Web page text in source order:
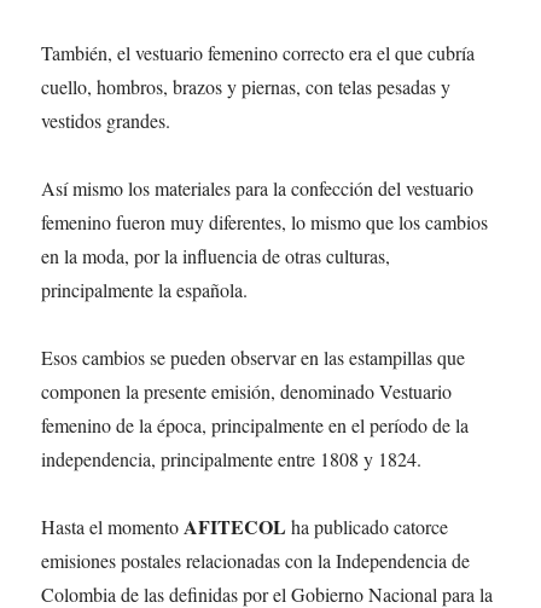
También, el vestuario femenino correcto era el que cubría
cuello, hombros, brazos y piernas, con telas pesadas y
vestidos grandes.
Así mismo los materiales para la confección del vestuario
femenino fueron muy diferentes, lo mismo que los cambios
en la moda, por la influencia de otras culturas,
principalmente la española.
Esos cambios se pueden observar en las estampillas que
componen la presente emisión, denominado Vestuario
femenino de la época, principalmente en el período de la
independencia, principalmente entre 1808 y 1824.
Hasta el momento AFITECOL ha publicado catorce
emisiones postales relacionadas con la Independencia de
Colombia de las definidas por el Gobierno Nacional para la